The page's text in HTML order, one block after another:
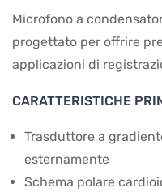
Microfono a
progettato per offrire
applicazioni di
CARATTERISTICHE
Trasduttore a
esternamente
Schema polare